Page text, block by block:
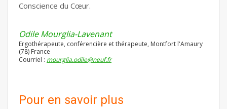
Conscience du Cœur.
Odile Mourglia-Lavenant
Ergothérapeute, conférencière et thérapeute, Montfort l'Amaury
(78) France
Courriel : mourglia.odile@neuf.fr
Pour en savoir plus